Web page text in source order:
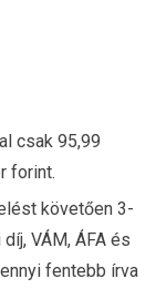
csak 95,99
forint.
követően 3-
VÁM, ÁFA és
fentebb írva